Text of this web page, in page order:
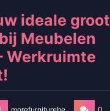
ideale groot
Meubelen
Werkruimte